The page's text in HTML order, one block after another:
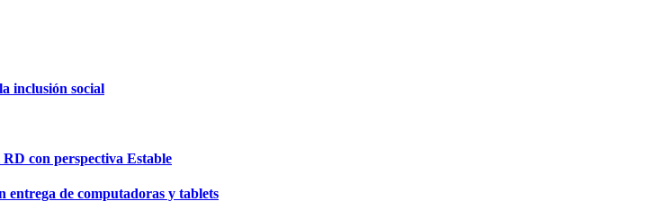
inclusión social
con perspectiva Estable
entrega de computadoras y tablets